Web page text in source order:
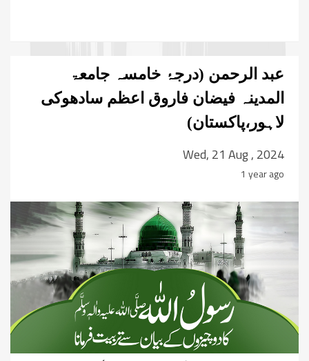
عبد الرحمن (درجۂ خامسہ جامعۃ
المدینہ فیضان فاروق اعظم سادھوکی
لاہور،پاکستان)
Wed, 21 Aug , 2024
1 year ago